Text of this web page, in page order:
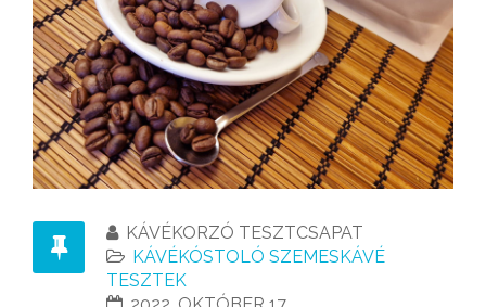
KÁVÉKORZÓ TESZTCSAPAT
KÁVÉKÓSTOLÓ SZEMESKÁVÉ
TESZTEK